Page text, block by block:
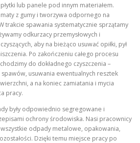
lub panele pod innym materiałem.
z gumy i tworzywa odpornego na
trakcie spawania systematycznie sprzątamy
odkurzacy przemysłowych i
aby na bieżąco usuwać opiłki, pył
Po zakończeniu całego procesu
do dokładnego czyszczenia –
usuwania ewentualnych resztek
a na koniec zamiatania i mycia
pracy.
były odpowiednio segregowane i
ochrony środowiska. Nasi pracownicy
odpady metalowe, opakowania,
Dzięki temu miejsce pracy po